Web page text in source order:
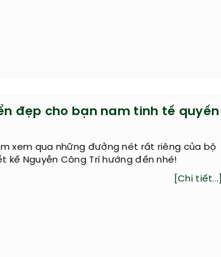
đẹp cho bạn nam tinh tế quyến
xem qua những đưởng nét rất riêng của bộ
kế Nguyễn Công Trí hướng đến nhé!
[Chi tiết...]